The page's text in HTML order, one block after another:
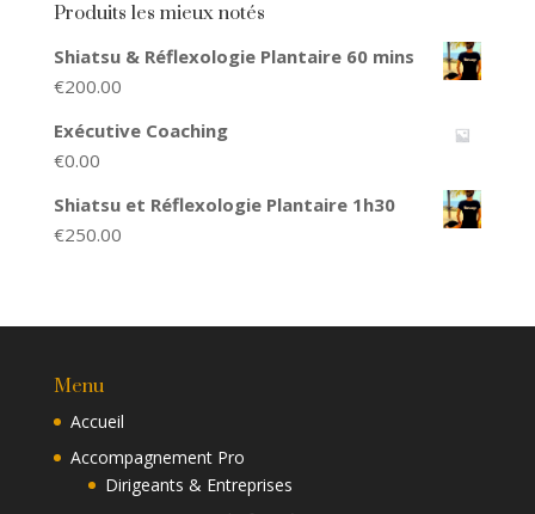
Produits les mieux notés
Shiatsu & Réflexologie Plantaire 60 mins
€200.00
Exécutive Coaching
€0.00
Shiatsu et Réflexologie Plantaire 1h30
€250.00
Menu
Accueil
Accompagnement Pro
Dirigeants & Entreprises